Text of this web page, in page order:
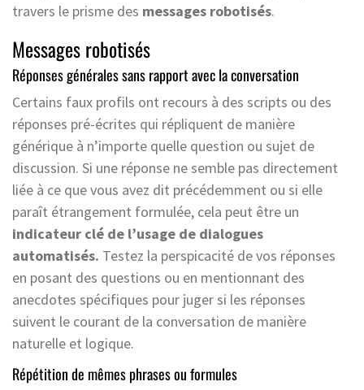
travers le prisme des messages robotisés.
Messages robotisés
Réponses générales sans rapport avec la conversation
Certains faux profils ont recours à des scripts ou des
réponses pré-écrites qui répliquent de manière
générique à n’importe quelle question ou sujet de
discussion. Si une réponse ne semble pas directement
liée à ce que vous avez dit précédemment ou si elle
paraît étrangement formulée, cela peut être un
indicateur clé de l’usage de dialogues
automatisés. Testez la perspicacité de vos réponses
en posant des questions ou en mentionnant des
anecdotes spécifiques pour juger si les réponses
suivent le courant de la conversation de manière
naturelle et logique.
Répétition de mêmes phrases ou formules